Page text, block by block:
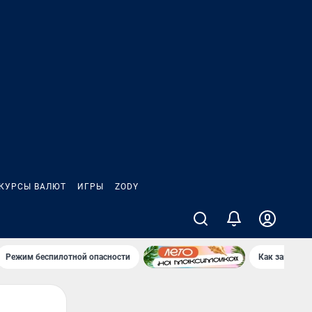
ВАЛЮТ ИГРЫ ZODY
Режим беспилотной опасности Как заводы